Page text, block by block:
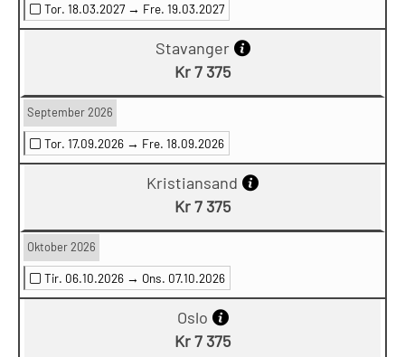
Tor. 18.03.2027 → Fre. 19.03.2027
Stavanger
Kr 7 375
September 2026
Tor. 17.09.2026 → Fre. 18.09.2026
Kristiansand
Kr 7 375
Oktober 2026
Tir. 06.10.2026 → Ons. 07.10.2026
Oslo
Kr 7 375